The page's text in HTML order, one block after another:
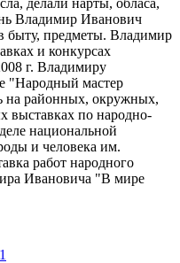
Владимир Иванович
быту, предметы. Владимир
и конкурсах
г. Владимиру
"Народный мастер
на районных, окружных,
выставках по народно-
национальной
и человека им.
работ народного
Ивановича "В мире